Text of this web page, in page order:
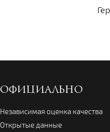
ОФИЦИАЛЬНО
Независимая оценка качества
Открытые данные